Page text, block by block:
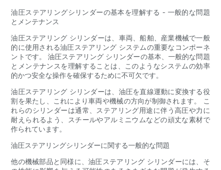
油圧ステアリングシリンダーの基本を理解する - 一般的な問題
とメンテナンス
油圧ステアリング シリンダーは、車両、船舶、産業機械で一般
的に使用される油圧ステアリング システムの重要なコンポーネ
ントです。 油圧ステアリング シリンダーの基本、一般的な問題
とメンテナンスを理解することは、このようなシステムの効率
的かつ安全な操作を確保するために不可欠です。
油圧ステアリング シリンダーは、油圧を直線運動に変換する役
割を果たし、これにより車両や機械の方向が制御されます。 こ
れらのシリンダーは通常、ステアリング用途に伴う高圧や力に
耐えられるよう、スチールやアルミニウムなどの頑丈な素材で
作られています。
油圧ステアリングシリンダーに関する一般的な問題
他の機械部品と同様に、油圧ステアリング シリンダーには、そ